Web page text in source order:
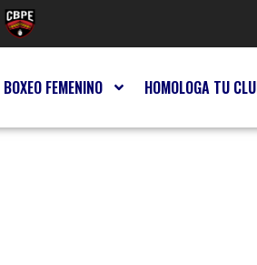
BOXEO FEMENINO HOMOLOGA TU